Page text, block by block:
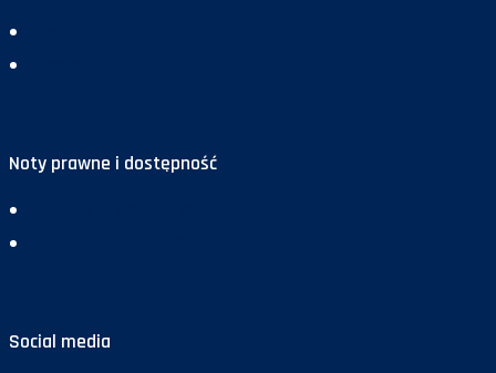
Noty prawne i dostępność
Social media